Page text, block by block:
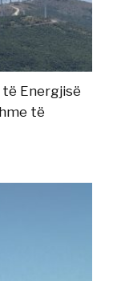
Energjisë
të